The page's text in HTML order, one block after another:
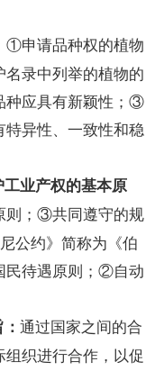
①申请品种权的植物
录中列举的植物的
种应具有新颖性；③
异性、一致性和稳
业产权的基本原
；③共同遵守的规
公约》简称为《伯
民待遇原则；②自动
通过国家之间的合
织进行合作，以促